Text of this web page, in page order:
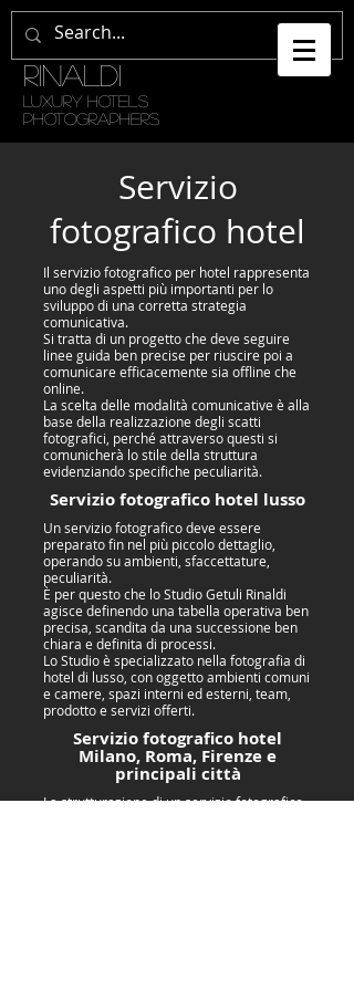
GETULI •
RINALDI
LUXURY HOTELS
PHOTOGRAPHERS
Servizio
fotografico hotel
Il servizio fotografico per hotel rappresenta
uno degli aspetti più importanti per lo
sviluppo di una corretta strategia
comunicativa.
Si tratta di un progetto che deve seguire
linee guida ben precise per riuscire poi a
comunicare efficacemente sia offline che
online.
La scelta delle modalità comunicative è alla
base della realizzazione degli scatti
fotografici, perché attraverso questi si
comunicherà lo stile della struttura
evidenziando specifiche peculiarità.
Servizio fotografico hotel lusso
Un servizio fotografico deve essere
preparato fin nel più piccolo dettaglio,
operando su ambienti, sfaccettature,
peculiarità.
È per questo che lo Studio Getuli Rinaldi
agisce definendo una tabella operativa ben
precisa, scandita da una successione ben
chiara e definita di processi.
Lo Studio è specializzato nella fotografia di
hotel di lusso, con oggetto ambienti comuni
e camere, spazi interni ed esterni, team,
prodotto e servizi offerti.
Servizio fotografico hotel
Milano, Roma, Firenze e
principali città
La strutturazione di un servizio fotografico